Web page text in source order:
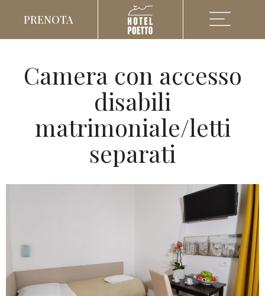
PRENOTA
Camera con accesso
disabili
matrimoniale/letti
separati